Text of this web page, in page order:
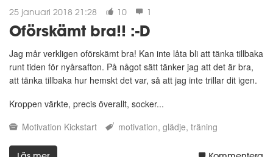
25 januari 2018 21:28 10 1
Oförskämt bra!! :-D
Jag mår verkligen oförskämt bra! Kan inte låta bli att tänka tillbaka
runt tiden för nyårsafton. På något sätt tänker jag att det är bra,
att tänka tillbaka hur hemskt det var, så att jag inte trillar dit igen.
Kroppen värkte, precis överallt, socker...
Motivation Kickstart motivation glädje träning